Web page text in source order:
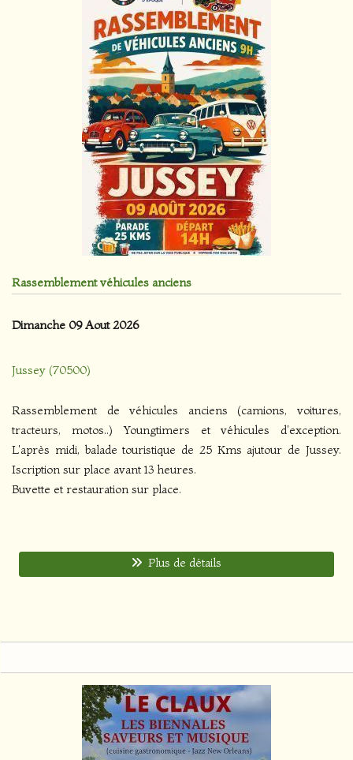
Rassemblement véhicules anciens
Dimanche 09 Aout 2026
Jussey (70500)
Rassemblement de véhicules anciens (camions, voitures,
tracteurs, motos..) Youngtimers et véhicules d'exception.
L'après midi, balade touristique de 25 Kms ajutour de Jussey.
Iscription sur place avant 13 heures.
Buvette et restauration sur place.
Plus de détails